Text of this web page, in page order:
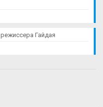
Гайдая